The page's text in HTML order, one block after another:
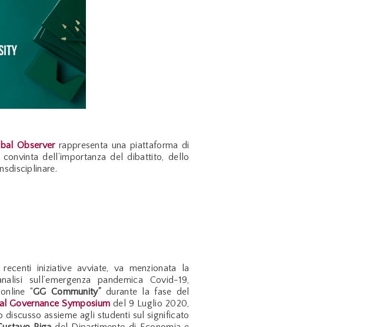
Observerrappresenta una piattaforma di
dell’importanza del dibattito, dello
iniziative avviate, va menzionata la
sull’emergenza pandemica Covid-19,
“GG Community” durante la fase del
Governance Symposium del 9 Luglio 2020,
assieme agli studenti sul significato